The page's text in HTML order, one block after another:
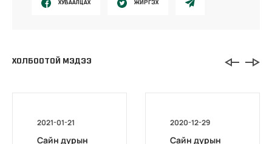
ХУВААЛЦАХ ЖИРГЭХ
ХОЛБООТОЙ МЭДЭЭ
2021-01-21
Сайн дурын
2020-12-29
Сайн дурын